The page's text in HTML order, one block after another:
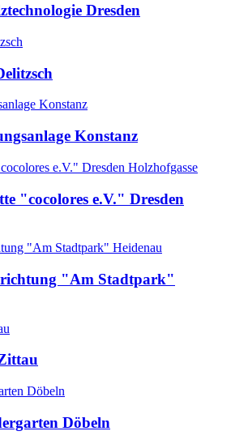
Dresden
Konstanz
"cocolores e.V." Dresden
"Am Stadtpark"
Döbeln